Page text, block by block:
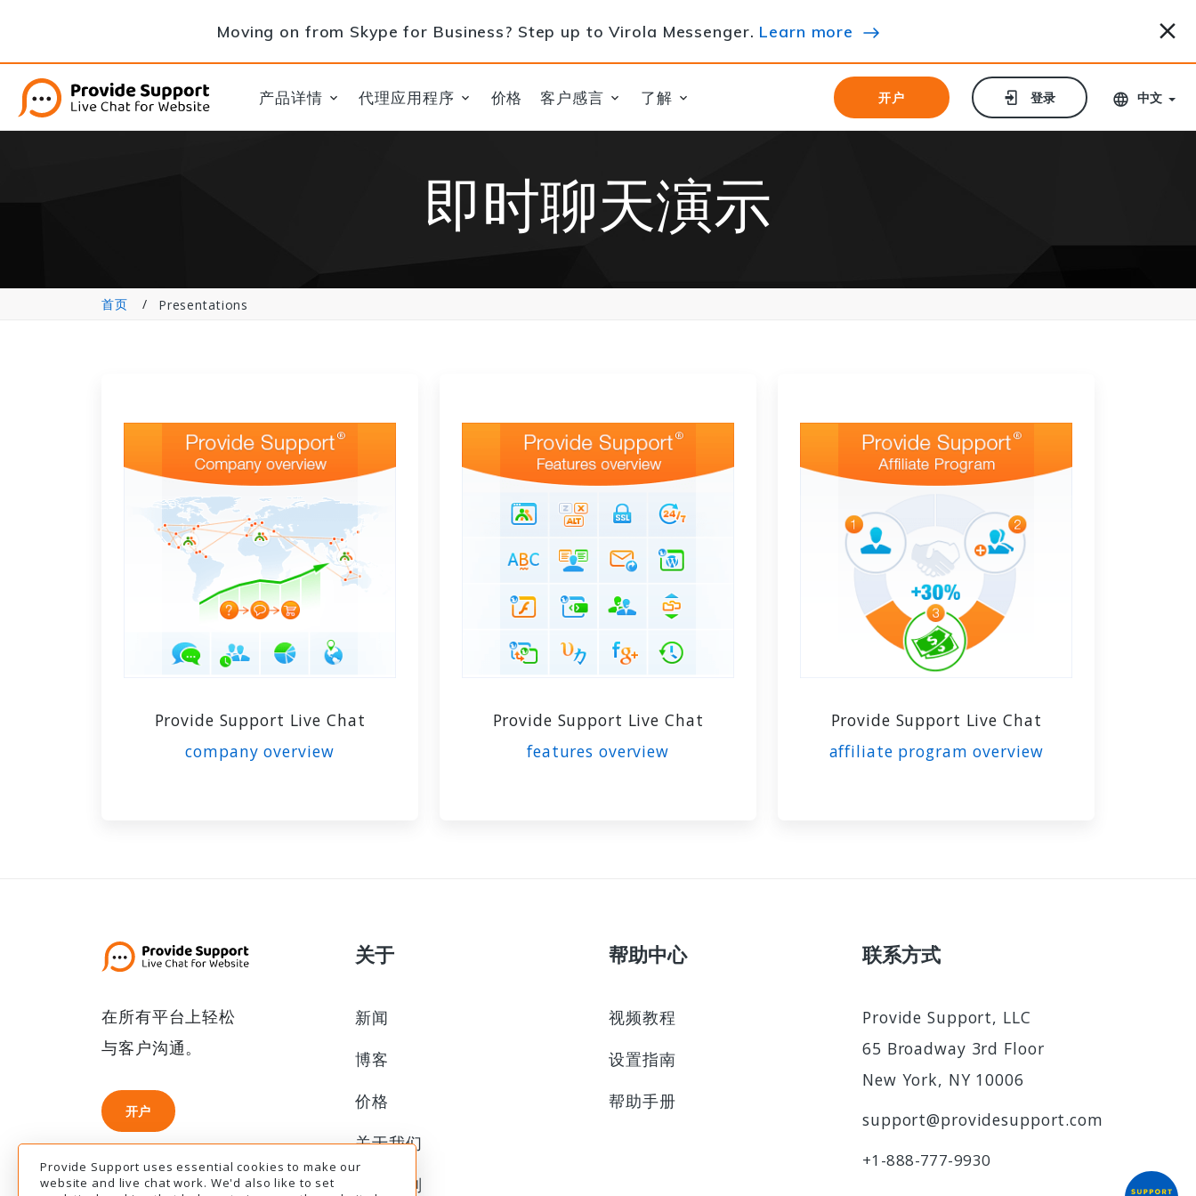
Moving on from Skype for Business? Step up to Virola Messenger. Learn more
产品详情 代理应用程序 价格 客户感言 了解 开户
开户 登录
登录 中文
即时聊天演示
首页 Presentations
Provide Support Live Chat
company overview
Provide Support Live Chat
features overview
Provide Support Live Chat
affiliate program overview
在所有平台上轻松
与客户沟通。
开户
开户
关于
新闻
博客
价格
关于我们
联盟计划
帮助中心
视频教程
设置指南
帮助手册
联系方式
Provide Support, LLC
65 Broadway 3rd Floor
New York, NY 10006
support@providesupport.com
+1-888-777-9930
Provide Support uses essential cookies to make our
website and live chat work. We'd also like to set